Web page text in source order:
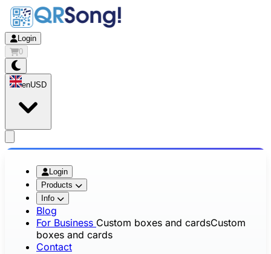
Login
0
enUSD
Login
Products
Info
Blog
For Business Custom boxes and cardsCustom
boxes and cards
Contact